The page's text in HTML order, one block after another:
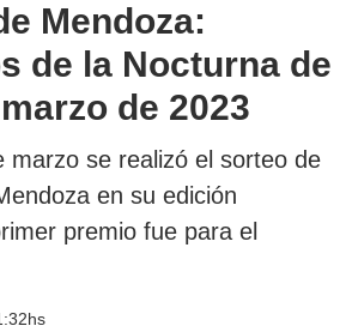
Mendoza:
de la Nocturna de
de 2023
marzo se realizó el sorteo de
en su edición
premio fue para el